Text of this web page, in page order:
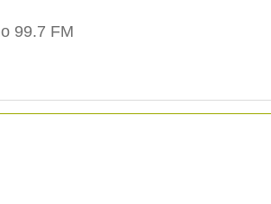
99.7 FM